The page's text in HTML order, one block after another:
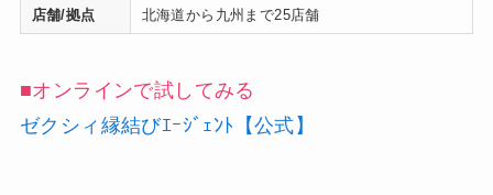
店舗/拠点 北海道から九州まで25店舗
■オンラインで試してみる
ゼクシィ縁結びｴｰｼﾞ ｪﾝﾄ【公式】